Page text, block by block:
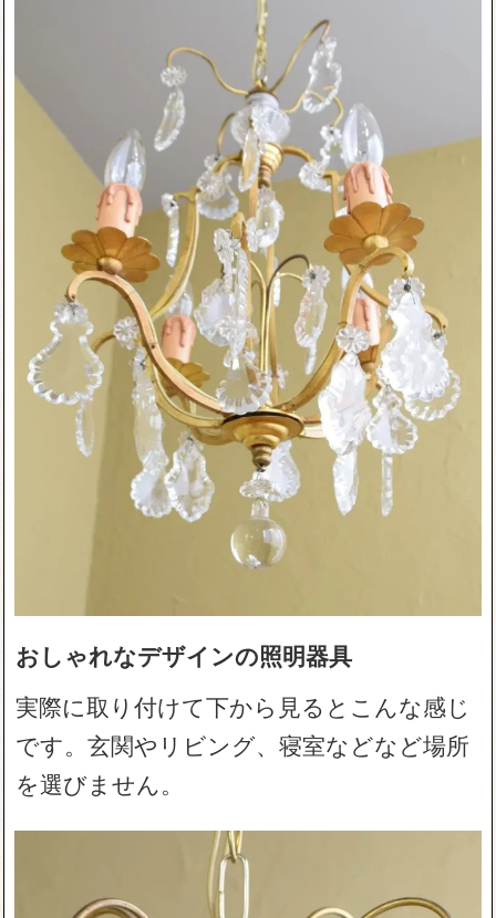
おしゃれなデザインの照明器具
実際に取り付けて下から見るとこんな感じ
です。玄関やリビング、寝室などなど場所
を選びません。